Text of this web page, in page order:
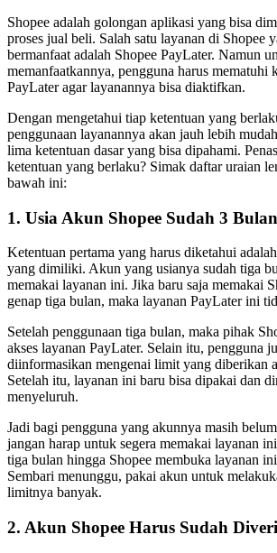
Shopee adalah golongan aplikasi yang bisa
proses jual beli. Salah satu layanan di Shopee
bermanfaat adalah Shopee PayLater. Namun
memanfaatkannya, pengguna harus mematuhi
PayLater agar layanannya bisa diaktifkan.
Dengan mengetahui tiap ketentuan yang
penggunaan layanannya akan jauh lebih
lima ketentuan dasar yang bisa dipahami.
ketentuan yang berlaku? Simak daftar uraian
bawah ini:
1. Usia Akun Shopee Sudah 3 Bulan
Ketentuan pertama yang harus diketahui
yang dimiliki. Akun yang usianya sudah tiga
memakai layanan ini. Jika baru saja memakai
genap tiga bulan, maka layanan PayLater ini
Setelah penggunaan tiga bulan, maka pihak
akses layanan PayLater. Selain itu, pengguna
diinformasikan mengenai limit yang diberikan
Setelah itu, layanan ini baru bisa dipakai dan
menyeluruh.
Jadi bagi pengguna yang akunnya masih
jangan harap untuk segera memakai layanan
tiga bulan hingga Shopee membuka layanan
Sembari menunggu, pakai akun untuk
limitnya banyak.
2. Akun Shopee Harus Sudah